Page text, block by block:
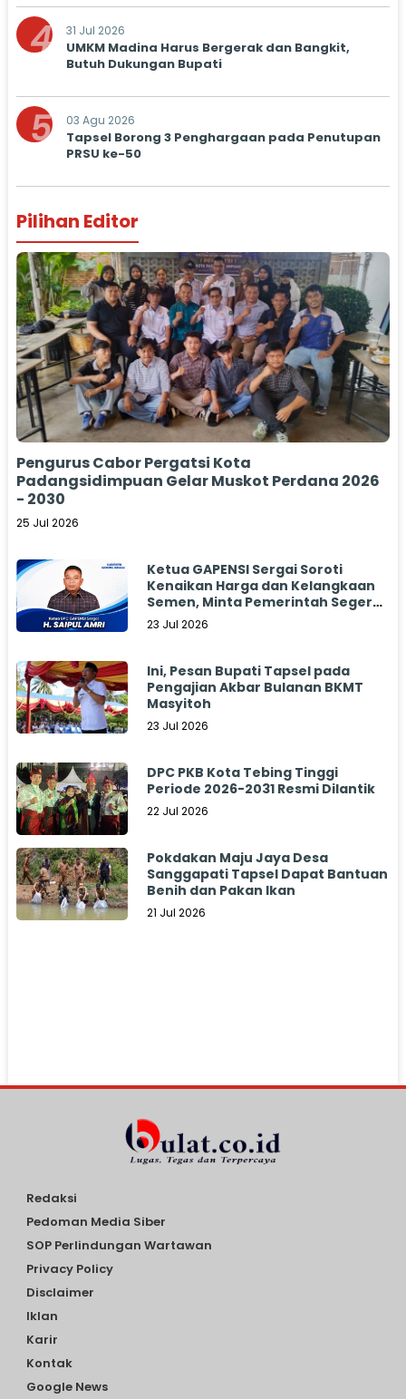
4 31 Jul 2026
UMKM Madina Harus Bergerak dan Bangkit,
Butuh Dukungan Bupati
5 03 Agu 2026
Tapsel Borong 3 Penghargaan pada Penutupan
PRSU ke-50
Pilihan Editor
Pengurus Cabor Pergatsi Kota
Padangsidimpuan Gelar Muskot Perdana 2026
- 2030
25 Jul 2026
Ketua GAPENSI Sergai Soroti
Kenaikan Harga dan Kelangkaan
Semen, Minta Pemerintah Segera
Bertindak
23 Jul 2026
Ini, Pesan Bupati Tapsel pada
Pengajian Akbar Bulanan BKMT
Masyitoh
23 Jul 2026
DPC PKB Kota Tebing Tinggi
Periode 2026-2031 Resmi Dilantik
22 Jul 2026
Pokdakan Maju Jaya Desa
Sanggapati Tapsel Dapat Bantuan
Benih dan Pakan Ikan
21 Jul 2026
Redaksi
Pedoman Media Siber
SOP Perlindungan Wartawan
Privacy Policy
Disclaimer
Iklan
Karir
Kontak
Google News